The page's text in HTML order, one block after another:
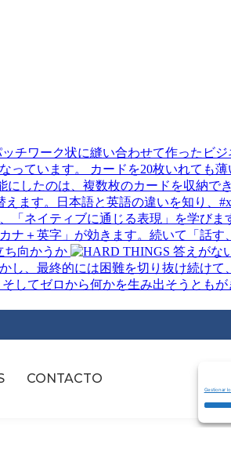
チワーク状に縫い合わせて作ったビ
っています。
カードを20枚いれても
したのは、複数枚のカードを収納で
ます。日本語と英語の違いを知り、
ネイティブに通じる表現」を学び
＋英字」が効きます。続いて「話す
ち向かうか
、最終的には困難を切り抜け続けて
してゼロから何かを生み出そうとも